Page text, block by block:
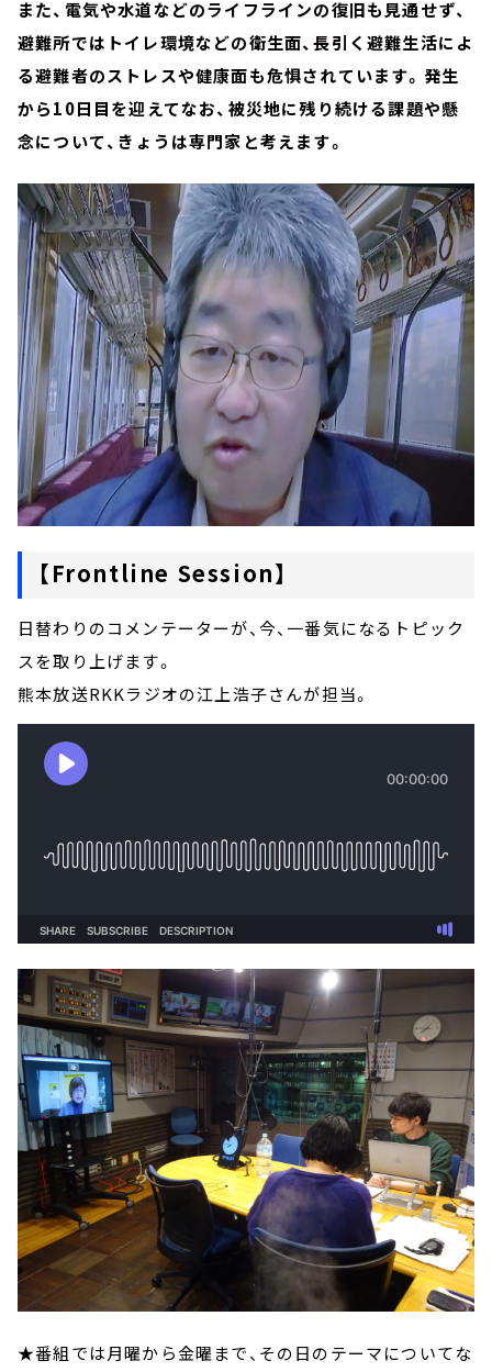
また、電気や水道などのライフラインの復旧も見通せず、
避難所ではトイレ環境などの衛生面、長引く避難生活によ
る避難者のストレスや健康面も危惧されています。発生
から10日目を迎えてなお、被災地に残り続ける課題や懸
念について、きょうは専門家と考えます。
【Frontline Session】
日替わりのコメンテーターが、今、一番気になるトピック
スを取り上げます。
熊本放送RKKラジオの江上浩子さんが担当。
★番組では月曜から金曜まで、その日のテーマについてな